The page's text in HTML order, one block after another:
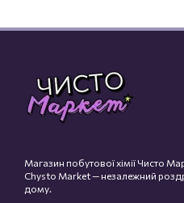
Магазин побутової хімії Чисто
Chysto Market — незалежний
дому.